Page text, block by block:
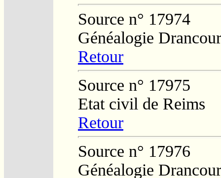
Source n° 17974
Généalogie
Retour
Source n° 17975
Etat civil de Reims
Retour
Source n° 17976
Généalogie